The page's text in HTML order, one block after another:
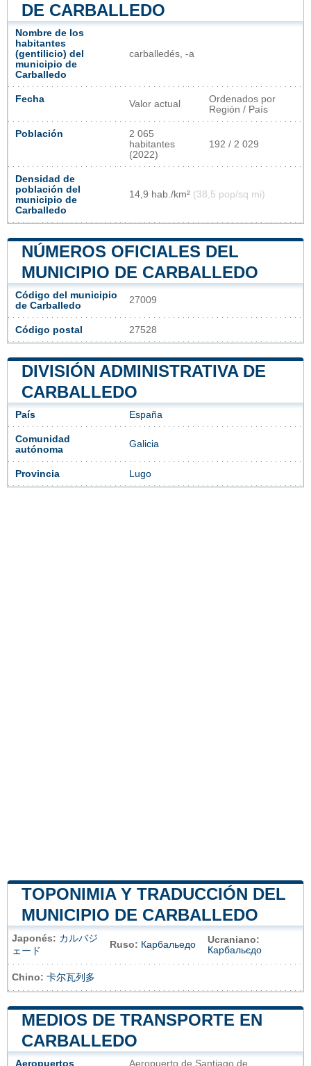
DE CARBALLEDO
Nombre de los
habitantes
(gentilicio) del
municipio de
Carballedo
carballedés, -a
Fecha Valor actual
Ordenados por
Región / País
Población
2 065
habitantes
(2022)
192 / 2 029
Densidad de
población del
municipio de
Carballedo
14,9 hab./km² (38,5 pop/sq mi)
NÚMEROS OFICIALES DEL
MUNICIPIO DE CARBALLEDO
Código del municipio
de Carballedo
27009
Código postal 27528
DIVISIÓN ADMINISTRATIVA DE
CARBALLEDO
País España
Comunidad
autónoma
Galicia
Provincia Lugo
TOPONIMIA Y TRADUCCIÓN DEL
MUNICIPIO DE CARBALLEDO
Japonés: カルバジ
ェード
Ruso: Карбальедо
Ucraniano:
Карбальєдо
Chino: 卡尔瓦列多
MEDIOS DE TRANSPORTE EN
CARBALLEDO
Aeropuertos Aeropuerto de Santiago de